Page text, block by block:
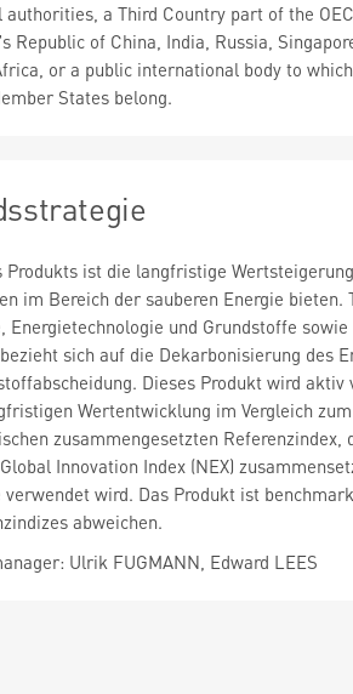
authorities, a Third Country part of the
Republic of China, India, Russia,
or a public international body to
States belong.
Produkts ist die langfristige
im Bereich der sauberen Energie
Energietechnologie und Grundstoffe
sich auf die Dekarbonisierung des
Dieses Produkt wird
Wertentwicklung im Vergleich
zusammengesetzten
Innovation Index (NEX)
verwendet wird. Das Produkt ist
abweichen.
Ulrik FUGMANN, Edward LEES